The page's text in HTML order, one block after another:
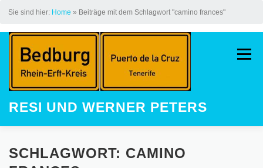
Sie sind hier: Home » Beiträge mit dem Schlagwort "camino frances"
Zum
springen
RESI UND WERNER PETERS
Menü
HOME AUF DEM JAKOBSWEG
SCHLAGWORT: CAMINO